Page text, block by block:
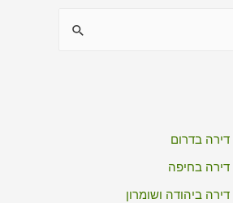
דירה בדרום
דירה בחיפה
ביהודה ושומרון